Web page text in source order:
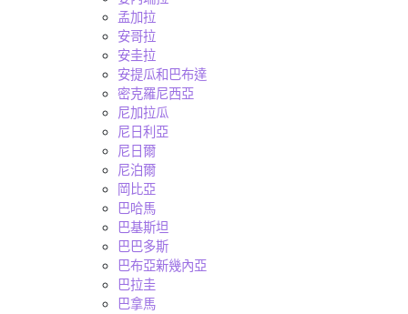
孟加拉
安哥拉
安圭拉
安提瓜和巴布達
密克羅尼西亞
尼加拉瓜
尼日利亞
尼日爾
尼泊爾
岡比亞
巴哈馬
巴基斯坦
巴巴多斯
巴布亞新幾內亞
巴拉圭
巴拿馬